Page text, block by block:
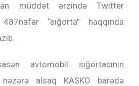
müddət ərzində Twitter
“sığorta” haqqında
avtomobil sığortasının
nəzərə alsaq KASKO barədə